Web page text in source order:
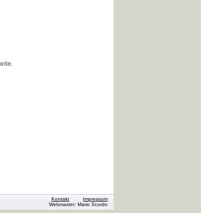
Kontakt
Impressum
Webmaster: Mario Scordo